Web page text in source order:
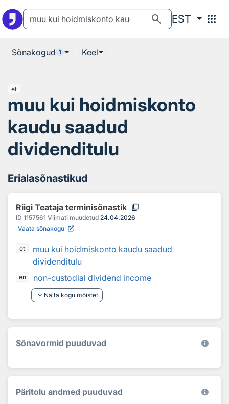
search EST apps
Sõnakogud 1 Keel
et
muu kui hoidmiskonto
kaudu saadud
dividenditulu
Erialasõnastikud
Riigi Teataja terminisõnastik content_copy
ID 1157561 Viimati muudetud 24.04.2026
Vaata sõnakogu
et
muu kui hoidmiskonto kaudu saadud
dividenditulu
en
non-custodial dividend income
keyboard_arrow_down Näita kogu mõistet
Sõnavormid puuduvad
Päritolu andmed puuduvad